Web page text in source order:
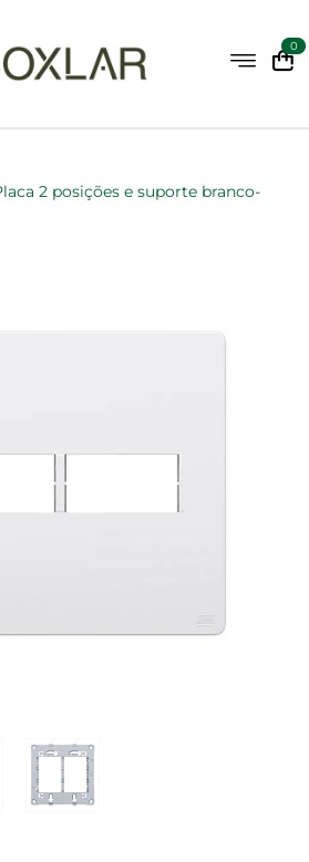
0
2 posições e suporte branco-